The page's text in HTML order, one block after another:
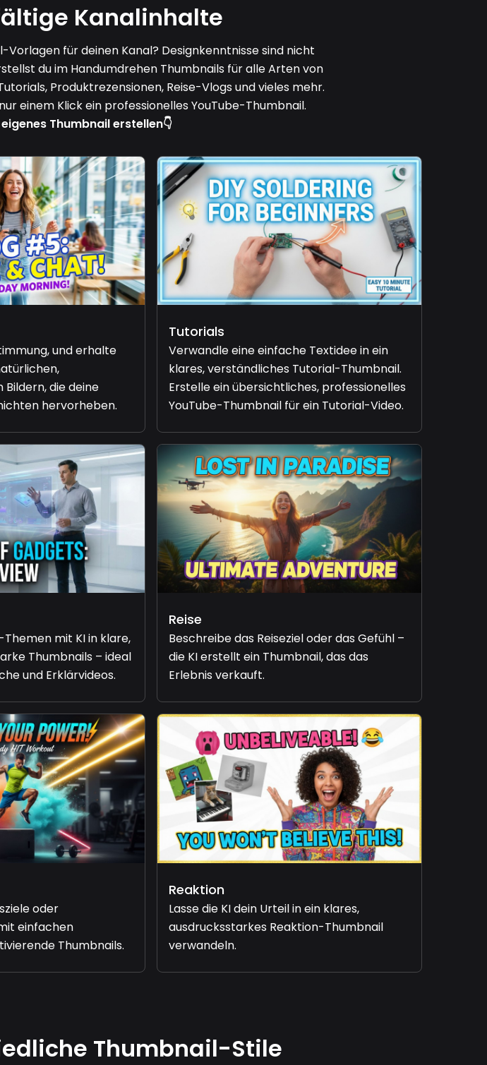
Kanalinhalte
für deinen Kanal? Designkenntnisse sind nicht
du im Handumdrehen Thumbnails für alle Arten von
Produktrezensionen, Reise-Vlogs und vieles mehr.
einem Klick ein professionelles YouTube-Thumbnail.
Thumbnail erstellen👇
und erhalte
die deine
hervorheben.
Tutorials
Verwandle eine einfache Textidee in ein
klares, verständliches Tutorial-Thumbnail.
Erstelle ein übersichtliches, professionelles
YouTube-Thumbnail für ein Tutorial-Video.
mit KI in klare,
Thumbnails – ideal
und Erklärvideos.
Reise
Beschreibe das Reiseziel oder das Gefühl –
die KI erstellt ein Thumbnail, das das
Erlebnis verkauft.
oder
einfachen
Thumbnails.
Reaktion
Lasse die KI dein Urteil in ein klares,
ausdrucksstarkes Reaktion-Thumbnail
verwandeln.
Thumbnail-Stile